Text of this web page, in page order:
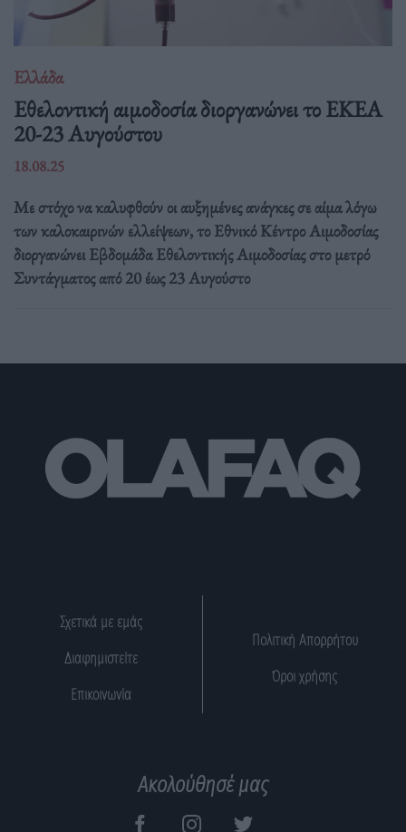
Ελλάδα
Eθελοντική αιμοδοσία διοργανώνει το ΕΚΕΑ
20-23 Αυγούστου
18.08.25
Με στόχο να καλυφθούν οι αυξημένες ανάγκες σε αίμα λόγω
των καλοκαιρινών ελλείψεων, το Εθνικό Κέντρο Αιμοδοσίας
διοργανώνει Εβδομάδα Εθελοντικής Αιμοδοσίας στο μετρό
Συντάγματος από 20 έως 23 Αυγούστο
Σχετικά με εμάς
Διαφημιστείτε
Επικοινωνία
Πολιτική Απορρήτου
Όροι χρήσης
Ακολούθησέ μας